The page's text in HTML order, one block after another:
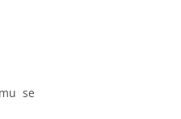
se